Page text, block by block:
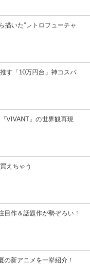
いた”レトロフューチャ
す「10万円台」神コスパ
VIVANT』の世界観再現
えちゃう
目作＆話題作が勢ぞろい！
の新アニメを一挙紹介！